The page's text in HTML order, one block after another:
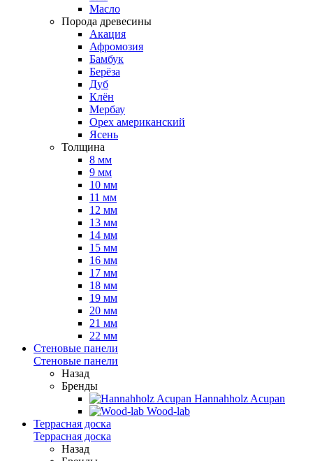
Масло
Порода древесины
Акация
Афромозия
Бамбук
Берёза
Дуб
Клён
Мербау
Орех американский
Ясень
Толщина
8 мм
9 мм
10 мм
11 мм
12 мм
13 мм
14 мм
15 мм
16 мм
17 мм
18 мм
19 мм
20 мм
21 мм
22 мм
Стеновые панели
Стеновые панели
Назад
Бренды
Hannahholz Acupan
Wood-lab
Террасная доска
Террасная доска
Назад